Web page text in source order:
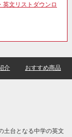
英文リストダウンロ
介 おすすめ商品
土台となる中学の英文